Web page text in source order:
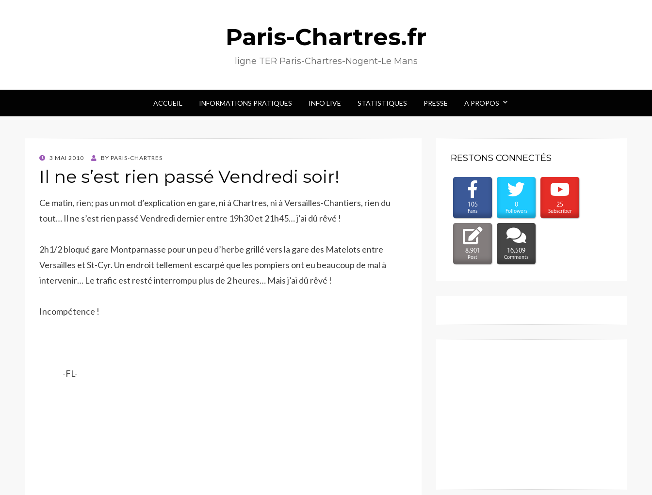
Paris-Chartres.fr
ligne TER Paris-Chartres-Nogent-Le Mans
ACCUEIL INFORMATIONS PRATIQUES INFO LIVE STATISTIQUES PRESSE A PROPOS
POSTED
ON
3 MAI 2010 BY PARIS-CHARTRES
Il ne s’est rien passé Vendredi soir!
Ce matin, rien; pas un mot d’explication en gare, ni à Chartres, ni à Versailles-Chantiers, rien du
tout… Il ne s’est rien passé Vendredi dernier entre 19h30 et 21h45… j’ai dû rêvé !
2h1/2 bloqué gare Montparnasse pour un peu d’herbe grillé vers la gare des Matelots entre
Versailles et St-Cyr. Un endroit tellement escarpé que les pompiers ont eu beaucoup de mal à
intervenir… Le trafic est resté interrompu plus de 2 heures… Mais j’ai dû rêvé !
Incompétence !
-FL-
RESTONS CONNECTÉS
105
Fans
0
Followers
25
Subscriber
8,901
Post
16,509
Comments